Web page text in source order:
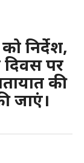
निर्देश,
दिवस पर
की
जाएं।